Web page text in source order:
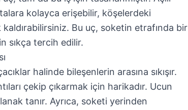
kolayca erişebilir, köşelerdeki
Bu uç, soketin etrafında bir
sıkça tercih edilir.
halinde bileşenlerin arasına sıkışır.
çekip çıkarmak için harikadır. Ucun
tanır. Ayrıca, soketi yerinden